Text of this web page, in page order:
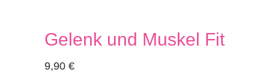
Gelenk und Muskel Fit
9,90 €